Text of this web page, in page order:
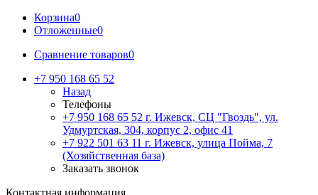
Корзина0
Отложенные0
Сравнение товаров0
+7 950 168 65 52
Назад
Телефоны
+7 950 168 65 52 г. Ижевск, СЦ "Гвоздь", ул.
Удмуртская, 304, корпус 2, офис 41
+7 922 501 63 11 г. Ижевск, улица Пойма, 7
(Хозяйственная база)
Заказать звонок
Контактная информация